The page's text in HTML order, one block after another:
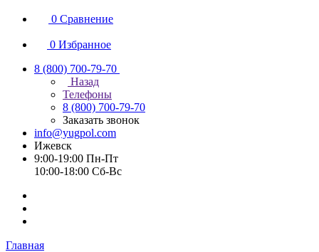
0 Сравнение
0 Избранное
8 (800) 700-79-70
Назад
Телефоны
8 (800) 700-79-70
Заказать звонок
info@yugpol.com
Ижевск
9:00-19:00 Пн-Пт
10:00-18:00 Cб-Вс
Главная